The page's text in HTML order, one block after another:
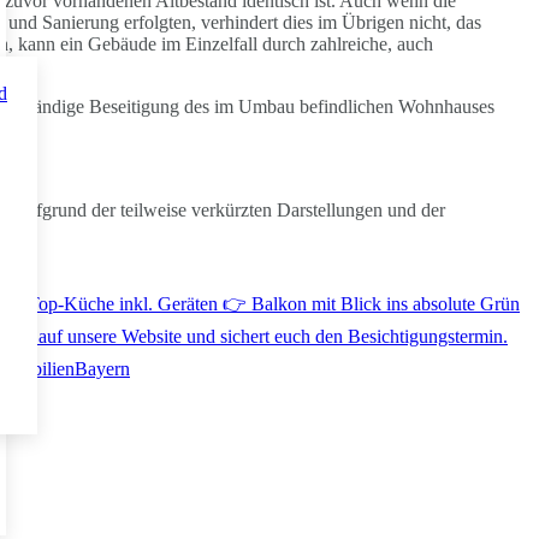
Sanierung erfolgten, verhindert dies im Übrigen nicht, das
kann ein Gebäude im Einzelfall durch zahlreiche, auch
Beseitigung des im Umbau befindlichen Wohnhauses
Aufgrund der teilweise verkürzten Darstellungen und der